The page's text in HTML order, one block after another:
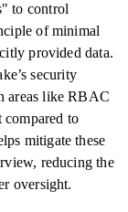
to control
of minimal
provided data.
security
areas like RBAC
compared to
mitigate these
reducing the
oversight.